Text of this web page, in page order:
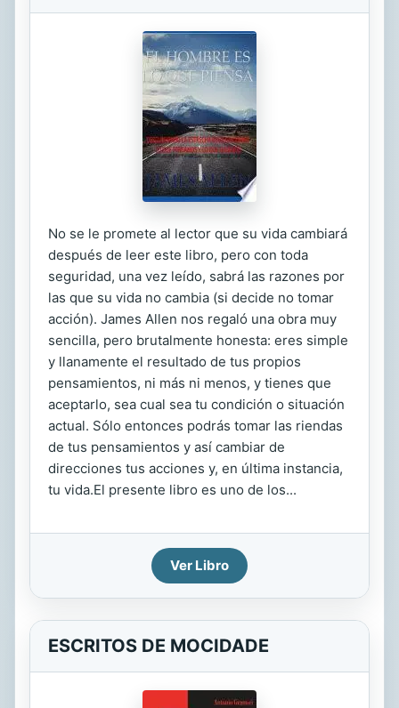
No se le promete al lector que su vida cambiará
después de leer este libro, pero con toda
seguridad, una vez leído, sabrá las razones por
las que su vida no cambia (si decide no tomar
acción). James Allen nos regaló una obra muy
sencilla, pero brutalmente honesta: eres simple
y llanamente el resultado de tus propios
pensamientos, ni más ni menos, y tienes que
aceptarlo, sea cual sea tu condición o situación
actual. Sólo entonces podrás tomar las riendas
de tus pensamientos y así cambiar de
direcciones tus acciones y, en última instancia,
tu vida.El presente libro es uno de los...
Ver Libro
ESCRITOS DE MOCIDADE